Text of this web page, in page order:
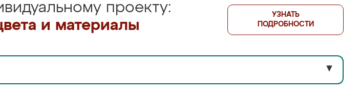
проекту:
и материалы
УЗНАТЬ
ПОДРОБНОСТИ
▼